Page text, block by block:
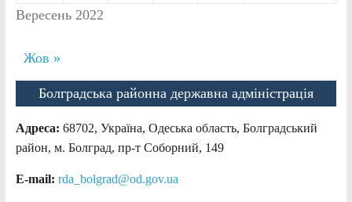
Вересень 2022
Жов »
Болградська районна державна адміністрація
Адреса: 68702, Україна, Одеська область, Болградський
район, м. Болград, пр-т Соборний, 149
E-mail: rda_bolgrad@od.gov.ua